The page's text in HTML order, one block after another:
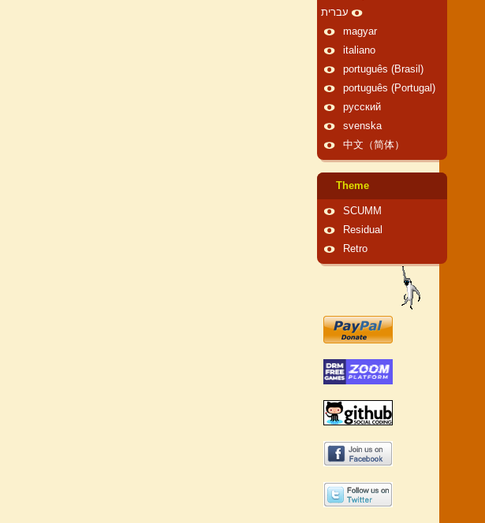
עברית
magyar
italiano
português (Brasil)
português (Portugal)
русский
svenska
中文（简体）
Theme
SCUMM
Residual
Retro